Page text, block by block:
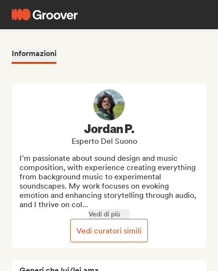
Informazioni
Jordan P.
Esperto Del Suono
I’m passionate about sound design and music
composition, with experience creating everything
from background music to experimental
soundscapes. My work focuses on evoking
emotion and enhancing storytelling through audio,
and I thrive on col...
Vedi di più
Vedi curatori simili